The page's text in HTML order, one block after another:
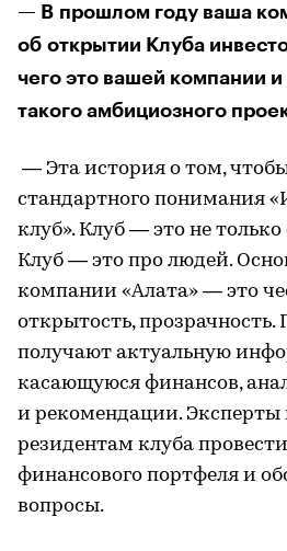
— В прошлом году ваша
об открытии Клуба
чего это вашей компании
такого амбициозного
— Эта история о том,
стандартного понимания
клуб». Клуб — это не
Клуб — это про людей.
компании «Алата» — это
открытость, прозрачность.
получают актуальную
касающуюся финансов,
и рекомендации. Эксперты
резидентам клуба
финансового портфеля и
вопросы.